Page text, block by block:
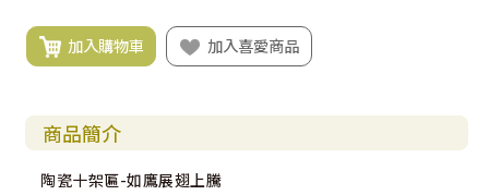
加入購物車 加入喜愛商品
商品簡介
陶瓷十架匾-如鷹展翅上騰